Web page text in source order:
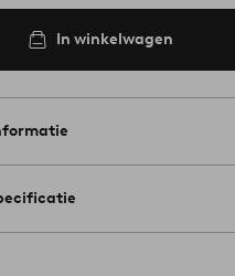
In winkelwagen